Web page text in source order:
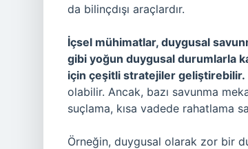
da bilinçdışı araçlardır.
İçsel mühimatlar, duygusal
gibi yoğun duygusal durumlarla
için çeşitli stratejiler geliştirebilir.
olabilir. Ancak, bazı savunma
suçlama, kısa vadede rahatlama
Örneğin, duygusal olarak zor bir